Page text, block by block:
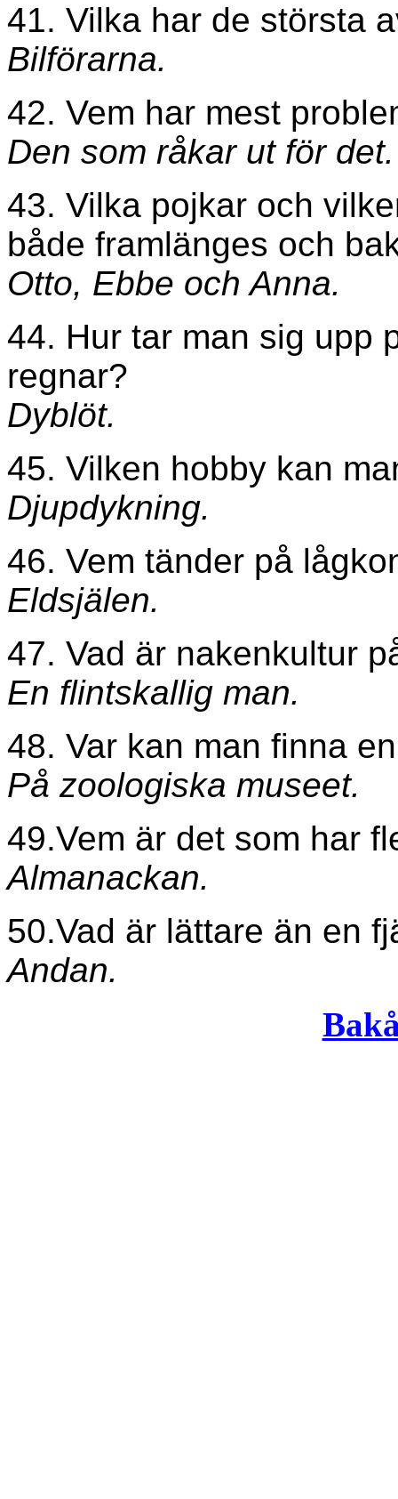
41. Vilka har de största
Bilförarna.
42. Vem har mest
Den som råkar ut för det.
43. Vilka pojkar och
både framlänges och
Otto, Ebbe och Anna.
44. Hur tar man sig upp
regnar?
Dyblöt.
45. Vilken hobby kan
Djupdykning.
46. Vem tänder på
Eldsjälen.
47. Vad är nakenkultur
En flintskallig man.
48. Var kan man finna
På zoologiska museet.
49.Vem är det som har
Almanackan.
50.Vad är lättare än en
Andan.